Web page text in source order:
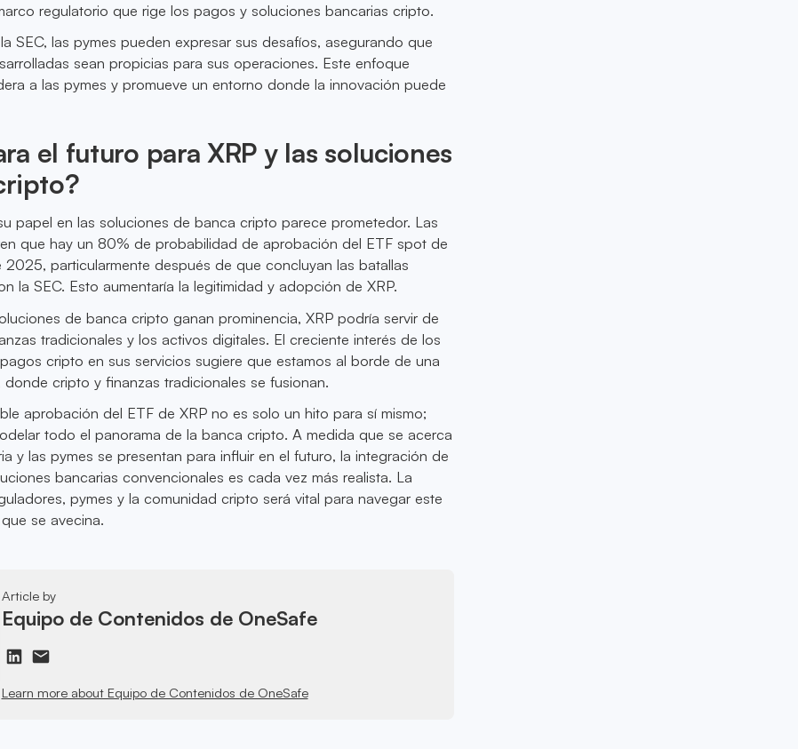
regulatorio que rige los pagos y soluciones bancarias cripto.
SEC, las pymes pueden expresar sus desafíos, asegurando que
sean propicias para sus operaciones. Este enfoque
a las pymes y promueve un entorno donde la innovación puede
el futuro para XRP y las soluciones
papel en las soluciones de banca cripto parece prometedor. Las
que hay un 80% de probabilidad de aprobación del ETF spot de
2025, particularmente después de que concluyan las batallas
la SEC. Esto aumentaría la legitimidad y adopción de XRP.
de banca cripto ganan prominencia, XRP podría servir de
tradicionales y los activos digitales. El creciente interés de los
cripto en sus servicios sugiere que estamos al borde de una
donde cripto y finanzas tradicionales se fusionan.
aprobación del ETF de XRP no es solo un hito para sí mismo;
todo el panorama de la banca cripto. A medida que se acerca
y las pymes se presentan para influir en el futuro, la integración de
bancarias convencionales es cada vez más realista. La
pymes y la comunidad cripto será vital para navegar este
se avecina.
Article by
Equipo de Contenidos de OneSafe
Learn more about Equipo de Contenidos de OneSafe